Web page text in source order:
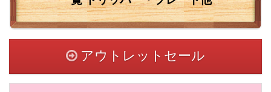
アウトレットセール